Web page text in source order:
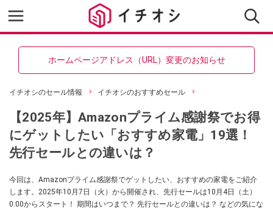
ホームページアドレス（URL）変更のお知らせ
イチオシのセール情報 イチオシのおすすめセール
【2025年】Amazonプライム感謝祭でお得
にゲットしたい「おすすめ家電」19選！
先行セールとの違いは？
今回は、Amazonプライム感謝祭でゲットしたい、おすすめの家電をご紹介
します。2025年10月7日（火）から開催され、先行セールは10月4日（土）
0:00からスタート！ 期間はいつまで？ 先行セールとの違いは？ などの気にな